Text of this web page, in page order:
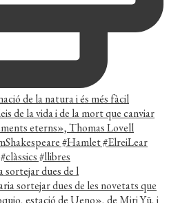
sortejar dues de l